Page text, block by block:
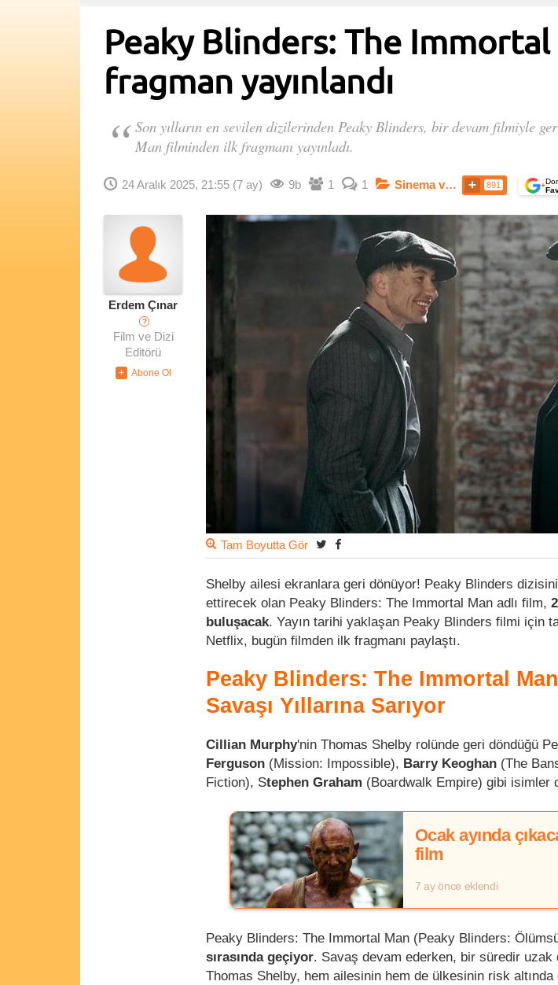
Peaky Blinders: The
fragman yayınlandı
Son yılların en sevilen dizilerinden Peaky Blinders, bir devam filmiyle
Man filminden ilk fragmanı yayınladı.
24 Aralık 2025, 21:55 (7 ay) 9b 1 1 Sinema ve Dizi 891 +
Erdem Çınar
?
Film ve Dizi
Editörü
Tam Boyutta Gör
Shelby ailesi ekranlara geri dönüyor! Peaky Blinders
ettirecek olan Peaky Blinders: The Immortal Man adlı film,
buluşacak. Yayın tarihi yaklaşan Peaky Blinders filmi için
Netflix, bugün filmden ilk fragmanı paylaştı.
Peaky Blinders: The Immortal
Savaşı Yıllarına Sarıyor
Cillian Murphy'nin Thomas Shelby rolünde geri döndüğü
Ferguson (Mission: Impossible), Barry Keoghan (The
Fiction), Stephen Graham (Boardwalk Empire) gibi isimler
Ocak ayında
film
7 ay önce eklendi
Peaky Blinders: The Immortal Man (Peaky Blinders:
sırasında geçiyor. Savaş devam ederken, bir süredir uzak
Thomas Shelby, hem ailesinin hem de ülkesinin risk